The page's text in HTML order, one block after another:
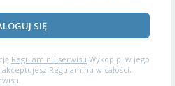
SIĘ
Regulaminu serwisu Wykop.pl w jego
Regulaminu w całości,